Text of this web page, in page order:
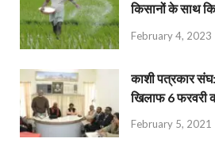
किसानों के साथ
February 4, 2023
काशी पत्रकार
खिलाफ 6 फरवरी
February 5, 2021